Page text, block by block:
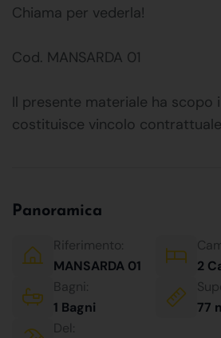
Chiama per vederla!
Cod. MANSARDA 01
Il presente materiale ha scopo
costituisce vincolo contrattuale
Panoramica
Riferimento:
MANSARDA 01
2
Bagni:
1 Bagni
77
Del: